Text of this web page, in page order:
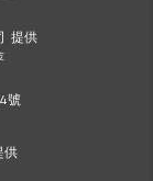
提供
號
供